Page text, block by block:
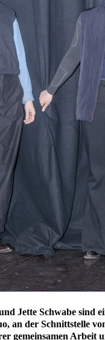
Jette Schwabe sind
an der Schnittstelle
gemeinsamen Arbeit